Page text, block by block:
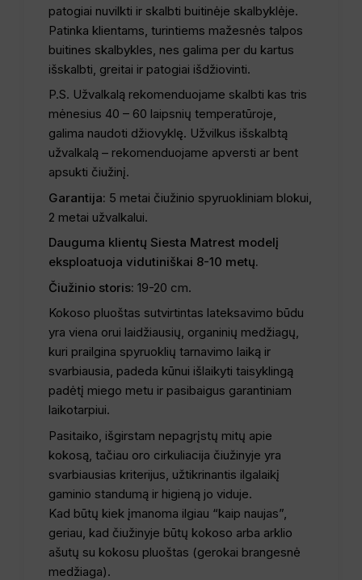
patogiai nuvilkti ir skalbti buitinėje skalbyklėje.
Patinka klientams, turintiems mažesnės talpos
buitines skalbykles, nes galima per du kartus
išskalbti, greitai ir patogiai išdžiovinti.
P.S. Užvalkalą rekomenduojame skalbti kas tris
mėnesius 40 – 60 laipsnių temperatūroje,
galima naudoti džiovyklę. Užvilkus išskalbtą
užvalkalą – rekomenduojame apversti ar bent
apsukti čiužinį.
Garantija: 5 metai čiužinio spyruokliniam blokui,
2 metai užvalkalui.
Dauguma klientų Siesta Matrest modelį
eksploatuoja vidutiniškai 8-10 metų.
Čiužinio storis: 19-20 cm.
Kokoso pluoštas sutvirtintas lateksavimo būdu
yra viena orui laidžiausių, organinių medžiagų,
kuri prailgina spyruoklių tarnavimo laiką ir
svarbiausia, padeda kūnui išlaikyti taisyklingą
padėtį miego metu ir pasibaigus garantiniam
laikotarpiui.
Pasitaiko, išgirstam nepagrįstų mitų apie
kokosą, tačiau oro cirkuliacija čiužinyje yra
svarbiausias kriterijus, užtikrinantis ilgalaikį
gaminio standumą ir higieną jo viduje.
Kad būtų kiek įmanoma ilgiau “kaip naujas”,
geriau, kad čiužinyje būtų kokoso arba arklio
ašutų su kokosu pluoštas (gerokai brangesnė
medžiaga).